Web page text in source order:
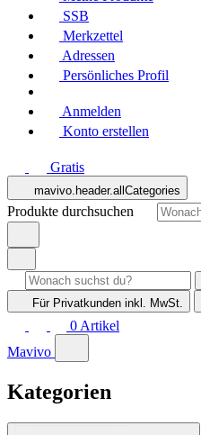
SSB
Merkzettel
Adressen
Persönliches Profil
Anmelden
Konto erstellen
Gratis
mavivo.header.allCategories
Produkte durchsuchen
Für Privatkunden inkl. MwSt.
0 Artikel
Mavivo
Kategorien